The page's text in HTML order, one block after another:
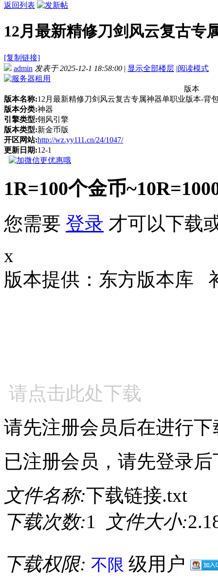
返回列表
12月最新精修刀剑风云复古专
[复制链接]
admin 发表于 2025-12-1 18:58:00 | 显示全部楼层 |阅读模式
版本
版本名称:12月最新精修刀剑风云复古专属神器单职业版本-背
版本分类:神器
引擎类型:翎风引擎
版本类型:新金币版
开区网站:http://wz.yy111.cn/24/1047/
更新日期:12-1
1R=100个金币
您需要 登录 才可以下载
x
版本提供：东方版本库
请点击此处下载
请先注册会员后在进行下
已注册会员，请先登录后
文件名称:下载链接.txt
下载次数:1 文件大小:
下载权限: 不限 级用户